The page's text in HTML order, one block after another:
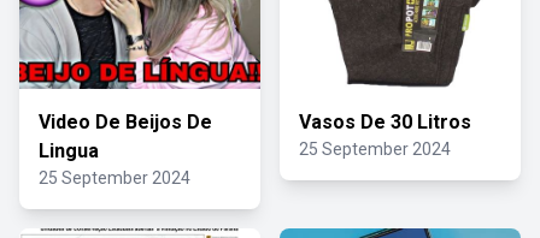
Video De Beijos De
Lingua
25 September 2024
Vasos De 30 Litros
25 September 2024